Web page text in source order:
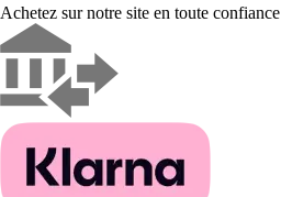
Achetez sur notre site en toute confiance